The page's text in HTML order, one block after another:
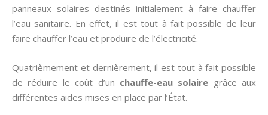
panneaux solaires destinés initialement à faire chauffer
l’eau sanitaire. En effet, il est tout à fait possible de leur
faire chauffer l’eau et produire de l’électricité.
Quatrièmement et dernièrement, il est tout à fait possible
de réduire le coût d’un chauffe-eau solaire grâce aux
différentes aides mises en place par l’État.